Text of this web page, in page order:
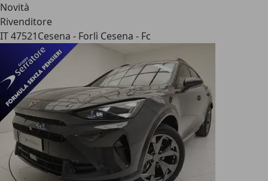
Novità
Rivenditore
IT 47521Cesena - Forlì Cesena - Fc